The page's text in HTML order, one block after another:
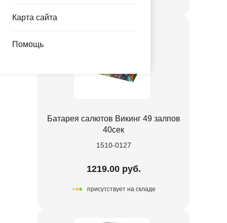
Карта сайта
Помощь
Батарея салютов Викинг 49 залпов
40сек
1510-0127
1219.00 руб.
присутствует на складе